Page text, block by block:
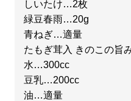
しいたけ…2枚
緑豆春雨…20g
青ねぎ…適量
たもぎ茸入 きのこの旨
水…300cc
豆乳…200cc
油…適量